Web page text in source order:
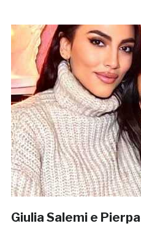
Giulia Salemi e